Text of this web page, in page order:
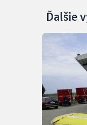
Ďalšie